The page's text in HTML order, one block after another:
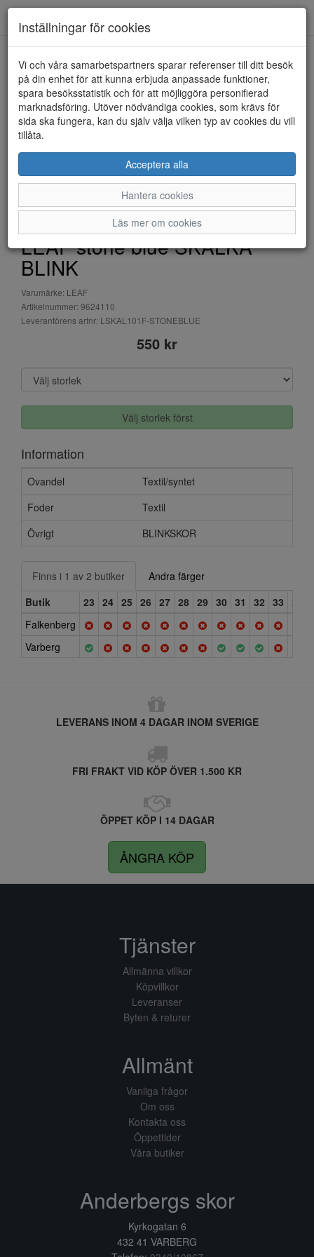
HEM LEAF
LEAF stone blue SKALKA
BLINK
Varumärke: LEAF
Artikelnummer: 9624110
Leverantörens artnr: LSKAL101F-STONEBLUE
550 kr
Välj storlek först
Information
Ovandel
Textil/syntet
Foder
Textil
Övrigt
BLINKSKOR
Finns i 1 av 2 butiker
Andra färger
Butik
23 24 25 26 27 28 29 30 31 32 33 34
Falkenberg
Varberg
LEVERANS INOM 4 DAGAR INOM SVERIGE
FRI FRAKT VID KÖP ÖVER 1.500 KR
ÖPPET KÖP I 14 DAGAR
ÅNGRA KÖP
Inställningar för cookies
Vi och våra samarbetspartners sparar referenser till ditt besök
på din enhet för att kunna erbjuda anpassade funktioner,
spara besöksstatistik och för att möjliggöra personifierad
marknadsföring. Utöver nödvändiga cookies, som krävs för
sida ska fungera, kan du själv välja vilken typ av cookies du vill
tillåta.
Acceptera alla
Hantera cookies
Läs mer om cookies
Tjänster
Allmänna villkor
Köpvillkor
Leveranser
Byten & returer
Allmänt
Vanliga frågor
Om oss
Kontakta oss
Öppettider
Våra butiker
Anderbergs skor
Kyrkogatan 6
432 41 VARBERG